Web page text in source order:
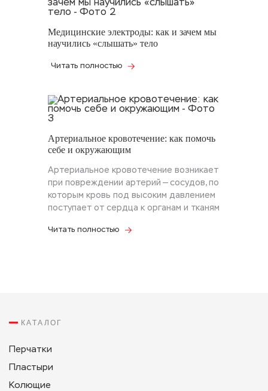
Медицинские электроды: как и зачем мы
научились «слышать» тело
Читать полностью
Артериальное кровотечение: как помочь
себе и окружающим
Артериальное кровотечение возникает
при повреждении артерий — сосудов, по
которым кровь под высоким давлением
поступает от сердца к органам и тканям
Читать полностью
КАТАЛОГ
Перчатки
Пластыри
Колющие